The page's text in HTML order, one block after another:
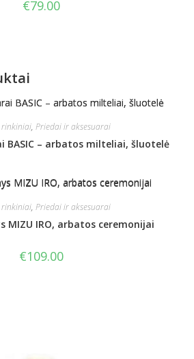
€79.00
rinkiniai, Priedai ir aksesuarai
BASIC – arbatos milteliai, šluotelė
rinkiniai, Priedai ir aksesuarai
MIZU IRO, arbatos ceremonijai
€109.00